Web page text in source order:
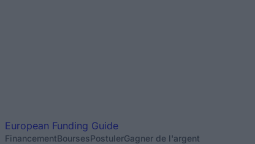
European Funding Guide
FinancementBoursesPostulerGagner de l'argent